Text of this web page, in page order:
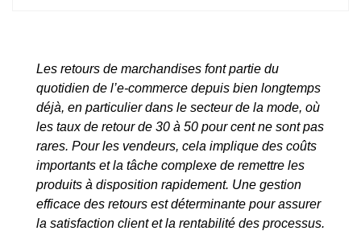
Les retours de marchandises font partie du
quotidien de l’e-commerce depuis bien longtemps
déjà, en particulier dans le secteur de la mode, où
les taux de retour de 30 à 50 pour cent ne sont pas
rares. Pour les vendeurs, cela implique des coûts
importants et la tâche complexe de remettre les
produits à disposition rapidement. Une gestion
efficace des retours est déterminante pour assurer
la satisfaction client et la rentabilité des processus.